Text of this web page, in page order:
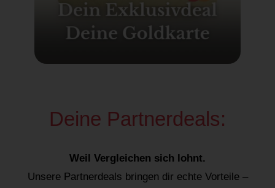
Deine Partnerdeals:
Weil Vergleichen sich lohnt.
Unsere Partnerdeals bringen dir echte Vorteile –